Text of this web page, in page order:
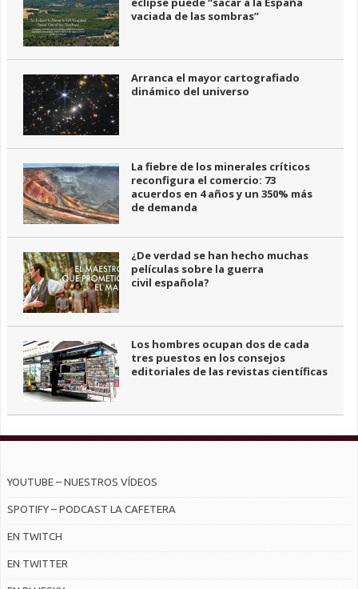
vaciada de las sombras”
Arranca el mayor cartografiado
dinámico del universo
La fiebre de los minerales críticos
reconfigura el comercio: 73
acuerdos en 4 años y un 350% más
de demanda
¿De verdad se han hecho muchas
películas sobre la guerra
civil española?
Los hombres ocupan dos de cada
tres puestos en los consejos
editoriales de las revistas científicas
YOUTUBE – NUESTROS VÍDEOS
SPOTIFY – PODCAST LA CAFETERA
EN TWITCH
EN TWITTER